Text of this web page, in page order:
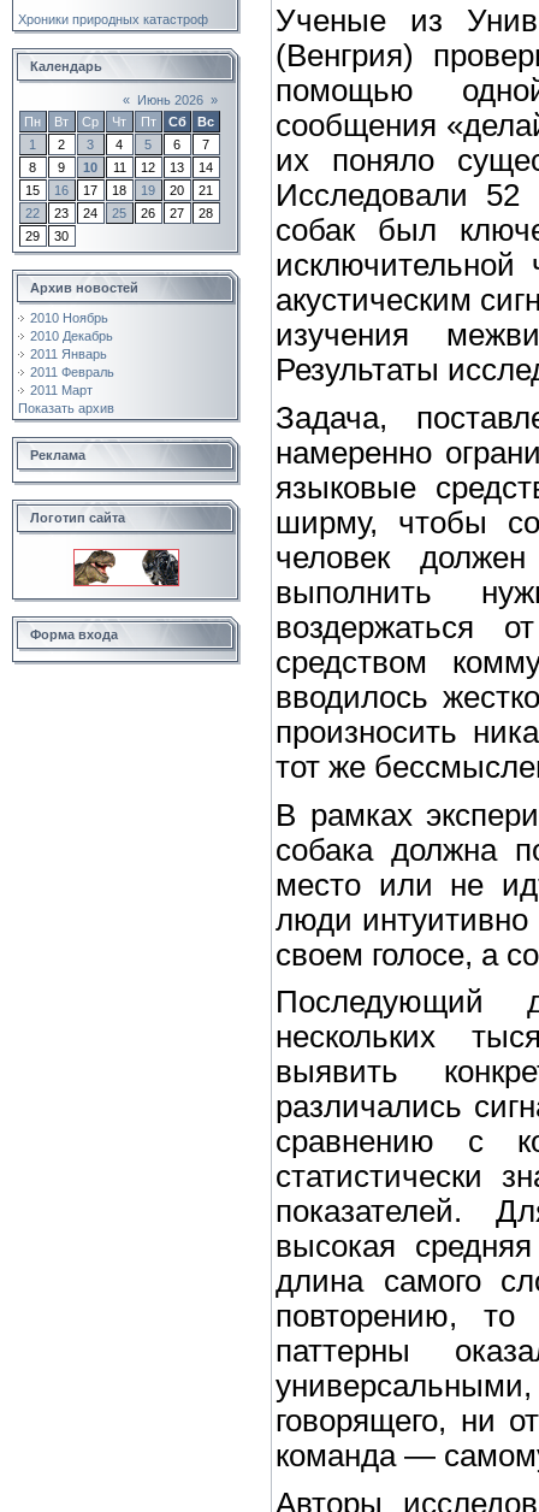
Хроники природных катастроф
Календарь
« Июнь 2026 »
Пн
Вт Ср Чт Пт Сб
Вс
1
2 3 4 5 6
7
8
9 10 11 12 13
14
15
16 17 18 19 20
21
22
23 24 25 26 27
28
29
30
Архив новостей
2010 Ноябрь
2010 Декабрь
2011 Январь
2011 Февраль
2011 Март
Показать архив
Реклама
Логотип сайта
Форма входа
Ученые из
(Венгрия)
помощью
сообщения
их поняло
Исследовали
собак был
исключительной
акустическим
изучения
Результаты
Задача,
намеренно
языковые
ширму, чтобы
человек
выполнить
воздержаться
средством
вводилось
произносить
тот же
В рамках
собака должна
место или не
люди
своем голосе, а
Последующий
нескольких
выявить
различались
сравнению с
статистически
показателей.
высокая
длина самого
повторению,
паттерны
говорящего, ни
команда —
Авторы